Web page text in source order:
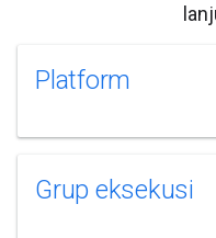
Platform
Grup eksekusi